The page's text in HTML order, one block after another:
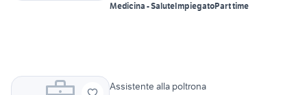
Medicina - SaluteImpiegatoPart time
Assistente alla poltrona